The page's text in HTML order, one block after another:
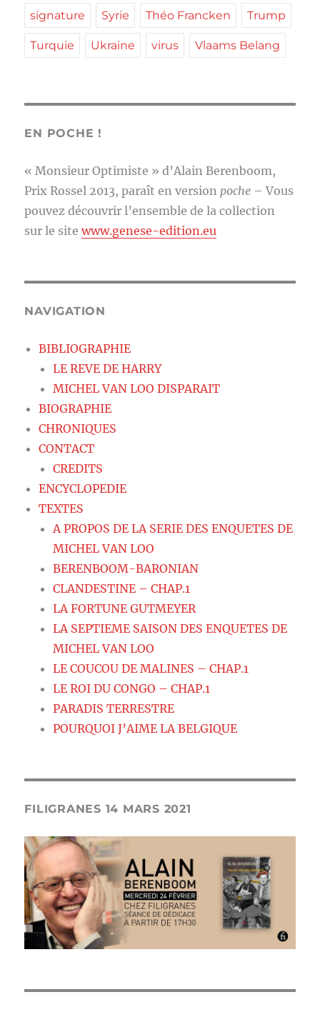
signature Syrie Théo Francken Trump
Turquie Ukraine virus Vlaams Belang
EN POCHE !
« Monsieur Optimiste » d’Alain Berenboom,
Prix Rossel 2013, paraît en version poche – Vous
pouvez découvrir l’ensemble de la collection
sur le sitewww.genese-edition.eu
NAVIGATION
BIBLIOGRAPHIE
LE REVE DE HARRY
MICHEL VAN LOO DISPARAIT
BIOGRAPHIE
CHRONIQUES
CONTACT
CREDITS
ENCYCLOPEDIE
TEXTES
A PROPOS DE LA SERIE DES ENQUETES DE
MICHEL VAN LOO
BERENBOOM-BARONIAN
CLANDESTINE – CHAP.1
LA FORTUNE GUTMEYER
LA SEPTIEME SAISON DES ENQUETES DE
MICHEL VAN LOO
LE COUCOU DE MALINES – CHAP.1
LE ROI DU CONGO – CHAP.1
PARADIS TERRESTRE
POURQUOI J’AIME LA BELGIQUE
FILIGRANES 14 MARS 2021